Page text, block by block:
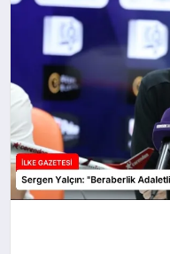
DÜNYA
SIYASET
EĞITIM